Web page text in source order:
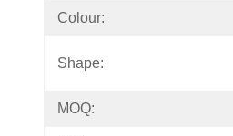
Colour:
Shape:
MOQ: